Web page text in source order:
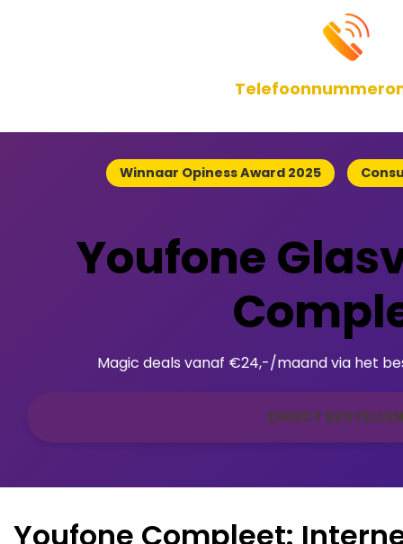
Winnaar Opiness Award 2025
Youfone
Magic deals vanaf €24,-/maand via het
DIRECT
Youfone Compleet: